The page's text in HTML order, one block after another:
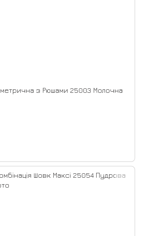
з Рюшами 25003 Молочна